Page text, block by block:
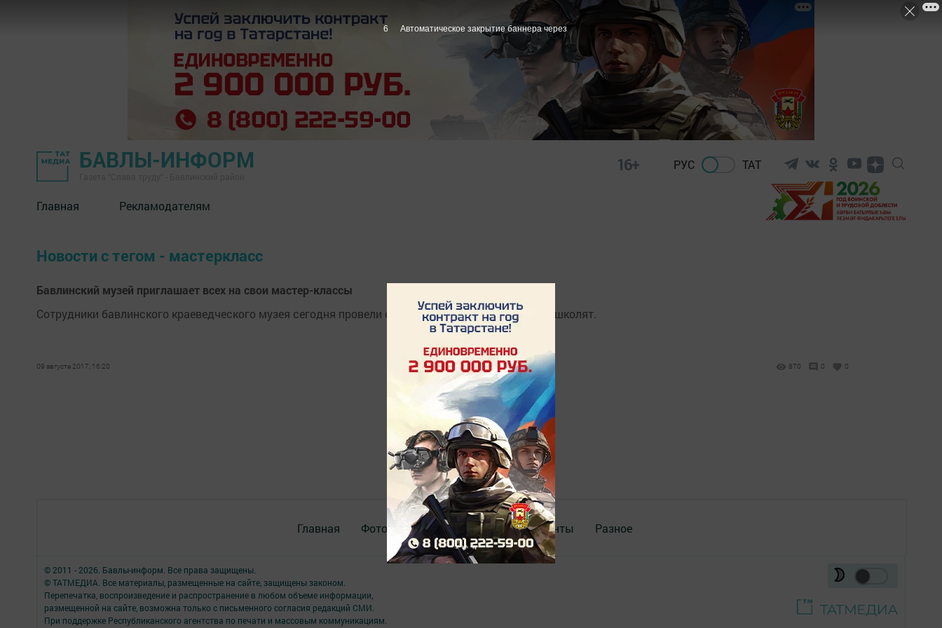
БАВЛЫ-ИНФОРМ 16+ РУС ТАТ
Главная Рекламодателям
Новости с тегом - мастеркласс
Бавлинский музей приглашает всех на свои мастер-классы
Сотрудники бавлинского краеведческого музея сегодня провели очередной мастер-класс для дошколят.
09 августа 2017, 16:20 870 0 0
Главная Фотогалереи Опросы Документы Разное
© 2011 - 2026. Бавлы-информ. Все права защищены.
© ТАТМЕДИА. Все материалы, размещенные на сайте, защищены законом.
Перепечатка, воспроизведение и распространение в любом объеме информации,
размещенной на сайте, возможна только с письменного согласия редакций СМИ.
При поддержке Республиканского агентства по печати и массовым коммуникациям.
6 Автоматическое закрытие баннера через